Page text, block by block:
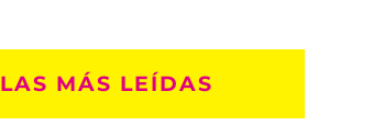
LAS MÁS LEÍDAS